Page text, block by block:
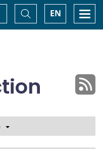
EN
Basculer
la
recherche